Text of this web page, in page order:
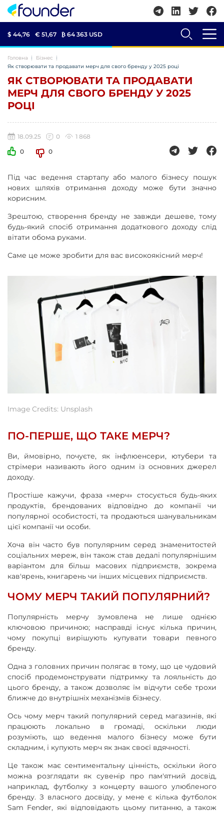
$ 44,76 € 51,67 ₿ 64 363 USD
Головна
Бізнес
Як створювати та продавати мерч для свого бренду у 2025 році
ЯК СТВОРЮВАТИ ТА ПРОДАВАТИ
МЕРЧ ДЛЯ СВОГО БРЕНДУ У 2025
РОЦІ
18.09.25 0
1 868
0
0
Під час ведення стартапу або малого бізнесу пошук
нових шляхів отримання доходу може бути значно
корисним.
Зрештою, створення бренду не завжди дешеве, тому
будь-який спосіб отримання додаткового доходу слід
вітати обома руками.
Саме це може зробити для вас високоякісний мерч!
Image Credits: Unsplash
ПО-ПЕРШЕ, ЩО ТАКЕ МЕРЧ?
Ви, ймовірно, почуєте, як інфлюенсери, ютубери та
стрімери називають його одним із основних джерел
доходу.
Простіше кажучи, фраза «мерч» стосується будь-яких
продуктів, брендованих відповідно до компанії чи
популярної особистості, та продаються шанувальникам
цієї компанії чи особи.
Хоча він часто був популярним серед знаменитостей
соціальних мереж, він також став дедалі популярнішим
варіантом для більш масових підприємств, зокрема
кав'ярень, книгарень чи інших місцевих підприємств.
ЧОМУ МЕРЧ ТАКИЙ ПОПУЛЯРНИЙ?
Популярність мерчу зумовлена ​​не лише однією
ключовою причиною; насправді існує кілька причин,
чому покупці вирішують купувати товари певного
бренду.
Одна з головних причин полягає в тому, що це чудовий
спосіб продемонструвати підтримку та лояльність до
цього бренду, а також дозволяє їм відчути себе трохи
ближче до внутрішніх механізмів бізнесу.
Ось чому мерч такий популярний серед магазинів, які
працюють локально в громаді, оскільки люди
розуміють, що ведення малого бізнесу може бути
складним, і купують мерч як знак своєї вдячності.
Це також має сентиментальну цінність, оскільки його
можна розглядати як сувенір про пам'ятний досвід,
наприклад, футболку з концерту вашого улюбленого
бренду. З власного досвіду, у мене є кілька футболок
Sam Fender, які відповідають цьому питанню, а також